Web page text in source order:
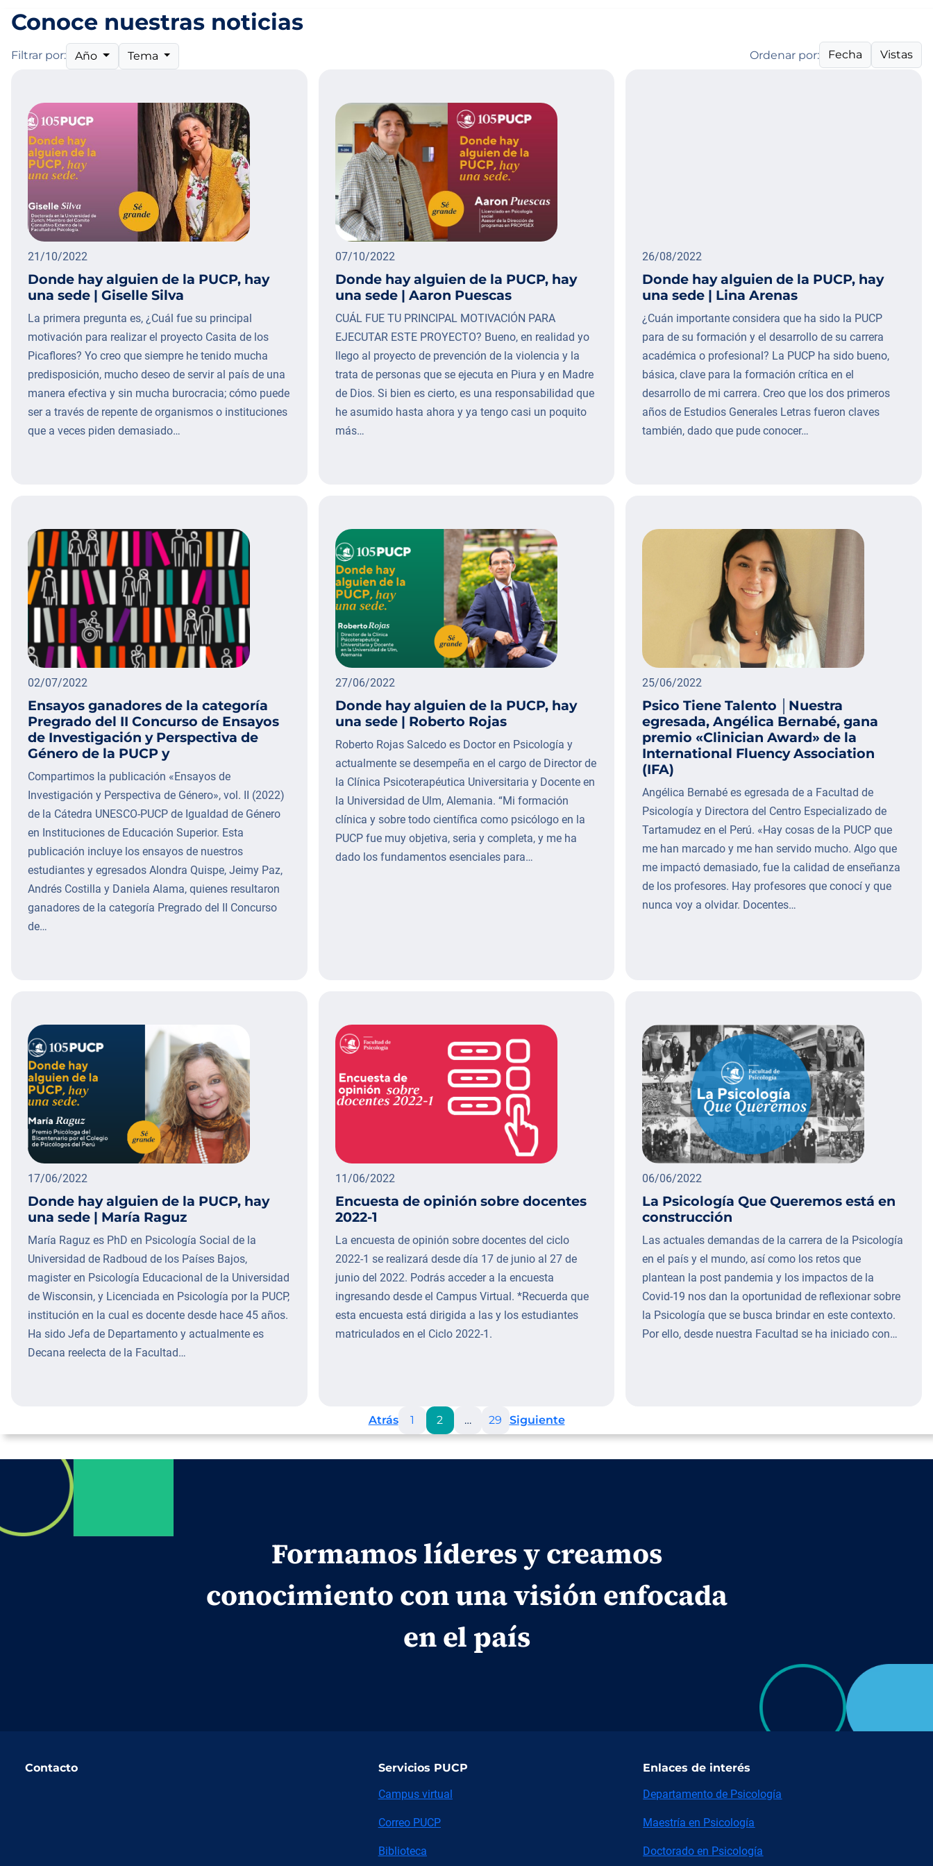
Conoce nuestras noticias
Filtrar por: Año Tema Ordenar por: Fecha Vistas
21/10/2022
Donde hay alguien de la PUCP, hay
una sede | Giselle Silva
La primera pregunta es, ¿Cuál fue su principal
motivación para realizar el proyecto Casita de los
Picaflores? Yo creo que siempre he tenido mucha
predisposición, mucho deseo de servir al país de una
manera efectiva y sin mucha burocracia; cómo puede
ser a través de repente de organismos o instituciones
que a veces piden demasiado…
07/10/2022
Donde hay alguien de la PUCP, hay
una sede | Aaron Puescas
CUÁL FUE TU PRINCIPAL MOTIVACIÓN PARA
EJECUTAR ESTE PROYECTO? Bueno, en realidad yo
llego al proyecto de prevención de la violencia y la
trata de personas que se ejecuta en Piura y en Madre
de Dios. Si bien es cierto, es una responsabilidad que
he asumido hasta ahora y ya tengo casi un poquito
más…
26/08/2022
Donde hay alguien de la PUCP, hay
una sede | Lina Arenas
¿Cuán importante considera que ha sido la PUCP
para de su formación y el desarrollo de su carrera
académica o profesional? La PUCP ha sido bueno,
básica, clave para la formación crítica en el
desarrollo de mi carrera. Creo que los dos primeros
años de Estudios Generales Letras fueron claves
también, dado que pude conocer…
02/07/2022
Ensayos ganadores de la categoría
Pregrado del II Concurso de Ensayos
de Investigación y Perspectiva de
Género de la PUCP y
Compartimos la publicación «Ensayos de
Investigación y Perspectiva de Género», vol. II (2022)
de la Cátedra UNESCO-PUCP de Igualdad de Género
en Instituciones de Educación Superior. Esta
publicación incluye los ensayos de nuestros
estudiantes y egresados Alondra Quispe, Jeimy Paz,
Andrés Costilla y Daniela Alama, quienes resultaron
ganadores de la categoría Pregrado del II Concurso
de…
27/06/2022
Donde hay alguien de la PUCP, hay
una sede | Roberto Rojas
Roberto Rojas Salcedo es Doctor en Psicología y
actualmente se desempeña en el cargo de Director de
la Clínica Psicoterapéutica Universitaria y Docente en
la Universidad de Ulm, Alemania. “Mi formación
clínica y sobre todo científica como psicólogo en la
PUCP fue muy objetiva, seria y completa, y me ha
dado los fundamentos esenciales para…
25/06/2022
Psico Tiene Talento │Nuestra
egresada, Angélica Bernabé, gana
premio «Clinician Award» de la
International Fluency Association
(IFA)
Angélica Bernabé es egresada de a Facultad de
Psicología y Directora del Centro Especializado de
Tartamudez en el Perú. «Hay cosas de la PUCP que
me han marcado y me han servido mucho. Algo que
me impactó demasiado, fue la calidad de enseñanza
de los profesores. Hay profesores que conocí y que
nunca voy a olvidar. Docentes…
17/06/2022
Donde hay alguien de la PUCP, hay
una sede | María Raguz
María Raguz es PhD en Psicología Social de la
Universidad de Radboud de los Países Bajos,
magister en Psicología Educacional de la Universidad
de Wisconsin, y Licenciada en Psicología por la PUCP,
institución en la cual es docente desde hace 45 años.
Ha sido Jefa de Departamento y actualmente es
Decana reelecta de la Facultad…
11/06/2022
Encuesta de opinión sobre docentes
2022-1
La encuesta de opinión sobre docentes del ciclo
2022-1 se realizará desde día 17 de junio al 27 de
junio del 2022. Podrás acceder a la encuesta
ingresando desde el Campus Virtual. *Recuerda que
esta encuesta está dirigida a las y los estudiantes
matriculados en el Ciclo 2022-1.
06/06/2022
La Psicología Que Queremos está en
construcción
Las actuales demandas de la carrera de la Psicología
en el país y el mundo, así como los retos que
plantean la post pandemia y los impactos de la
Covid-19 nos dan la oportunidad de reflexionar sobre
la Psicología que se busca brindar en este contexto.
Por ello, desde nuestra Facultad se ha iniciado con…
Atrás 1 2 … 29 Siguiente
Formamos líderes y creamos
conocimiento con una visión enfocada
en el país
Contacto Servicios PUCP
Campus virtual
Correo PUCP
Biblioteca
Enlaces de interés
Departamento de Psicología
Maestría en Psicología
Doctorado en Psicología